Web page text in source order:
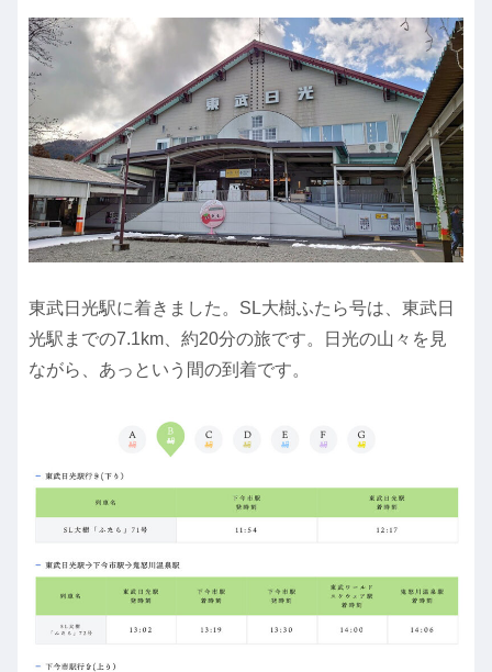
東武日光駅に着きました。SL大樹ふたら号は、東武日
光駅までの7.1km、約20分の旅です。日光の山々を見
ながら、あっという間の到着です。